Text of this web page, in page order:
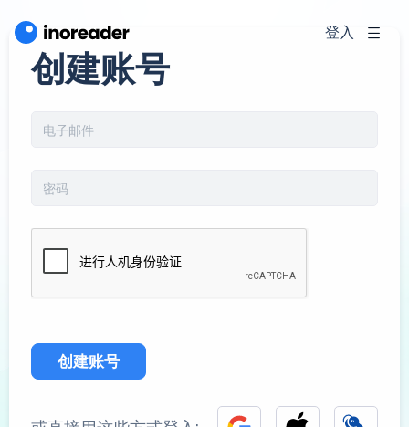
登入
创建账号
创建账号